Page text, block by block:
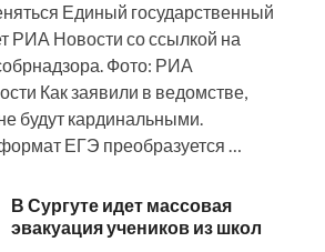
Единый государственный
РИА Новости со ссылкой на
Фото: РИА
Как заявили в ведомстве,
будут кардинальными.
ЕГЭ преобразуется …
В Сургуте идет массовая
эвакуация учеников из школ